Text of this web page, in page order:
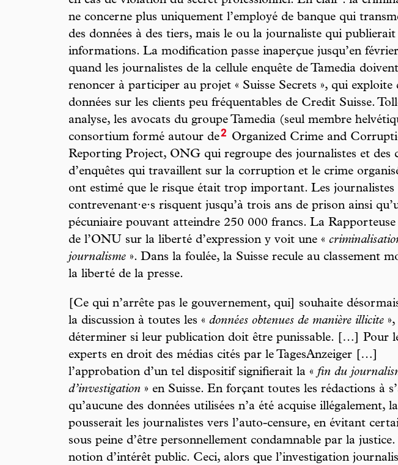
ne concerne plus uniquement l’employé de banque qui
des données à des tiers, mais le ou la journaliste qui publierait
informations. La modification passe inaperçue jusqu’en
quand les journalistes de la cellule enquête de Tamedia doivent
renoncer à participer au projet « Suisse Secrets », qui exploite
données sur les clients peu fréquentables de Credit Suisse.
analyse, les avocats du groupe Tamedia (seul membre
consortium formé autour de2
Organized Crime and
Reporting Project, ONG qui regroupe des journalistes et des
d’enquêtes qui travaillent sur la corruption et le crime
ont estimé que le risque était trop important. Les journalistes
contrevenant·e·s risquent jusqu’à trois ans de prison ainsi
pécuniaire pouvant atteindre 250 000 francs. La Rapporteuse
de l’ONU sur la liberté d’expression y voit une «
journalisme ». Dans la foulée, la Suisse recule au classement
la liberté de la presse.
[Ce qui n’arrête pas le gouvernement, qui] souhaite
la discussion à toutes les « données obtenues de manière illicite
déterminer si leur publication doit être punissable. […] Pour
experts en droit des médias cités par le TagesAnzeiger […]
l’approbation d’un tel dispositif signifierait la « fin du
d’investigation » en Suisse. En forçant toutes les rédactions à
qu’aucune des données utilisées n’a été acquise illégalement,
pousserait les journalistes vers l’auto-censure, en évitant
sous peine d’être personnellement condamnable par la
notion d’intérêt public. Ceci, alors que l’investigation